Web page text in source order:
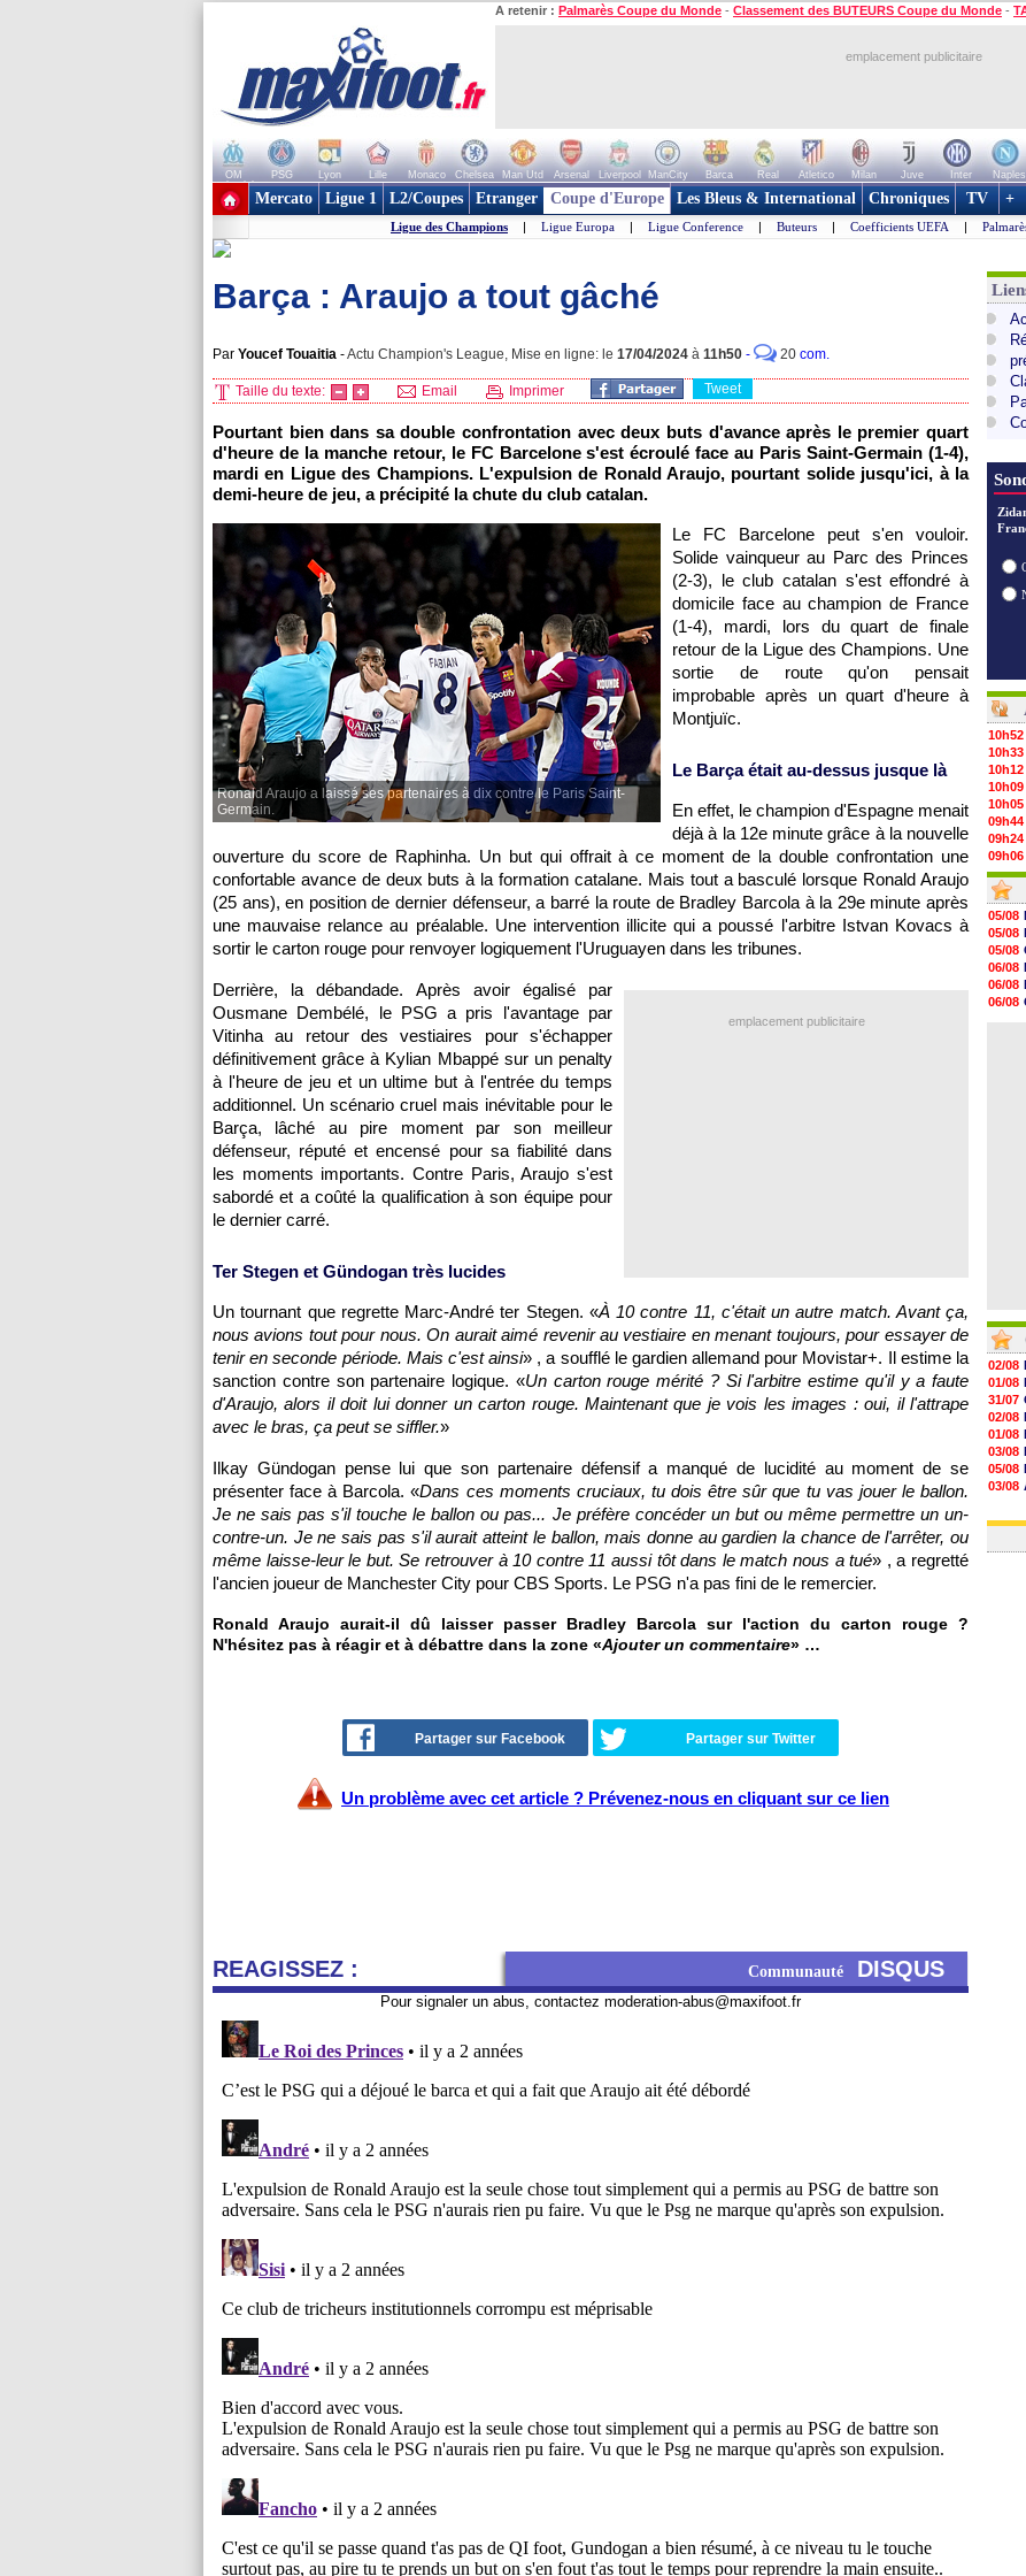
A retenir : Palmarès Coupe du Monde - Classement des BUTEURS Coupe du Monde -
emplacement publicitaire
OM PSG Lyon Lille Monaco Chelsea Man Utd Arsenal Liverpool ManCity Barca Real Atletico Milan Juve Inter Naples
+ de clubs
Mercato Ligue 1 L2/Coupes Etranger Coupe d'Europe Les Bleus & International Chroniques TV +
Ligue des Champions | Ligue Europa | Ligue Conference | Buteurs | Coefficients UEFA |
Barça : Araujo a tout gâché
Par Youcef Touaitia -Actu Champion's League, Mise en ligne: le 17/04/2024 à 11h50 - 20 com.
Taille du texte: Email Imprimer Tweet
Pourtant bien dans sa double confrontation avec deux buts d'avance après le premier quart
d'heure de la manche retour, le FC Barcelone s'est écroulé face au Paris Saint-Germain (1-4),
mardi en Ligue des Champions. L'expulsion de Ronald Araujo, pourtant solide jusqu'ici, à la
demi-heure de jeu, a précipité la chute du club catalan.
Ronald Araujo a laissé ses partenaires à dix contre le Paris Saint-
Germain.
Le FC Barcelone peut s'en vouloir.
Solide vainqueur au Parc des Princes
(2-3), le club catalan s'est effondré à
domicile face au champion de France
(1-4), mardi, lors du quart de finale
retour de la Ligue des Champions. Une
sortie de route qu'on pensait
improbable après un quart d'heure à
Montjuïc.
Le Barça était au-dessus jusque là
En effet, le champion d'Espagne menait
déjà à la 12e minute grâce à la nouvelle
ouverture du score de Raphinha. Un but qui offrait à ce moment de la double confrontation une
confortable avance de deux buts à la formation catalane. Mais tout a basculé lorsque Ronald Araujo
(25 ans), en position de dernier défenseur, a barré la route de Bradley Barcola à la 29e minute après
une mauvaise relance au préalable. Une intervention illicite qui a poussé l'arbitre Istvan Kovacs à
sortir le carton rouge pour renvoyer logiquement l'Uruguayen dans les tribunes.
emplacement publicitaire
Derrière, la débandade. Après avoir égalisé par
Ousmane Dembélé, le PSG a pris l'avantage par
Vitinha au retour des vestiaires pour s'échapper
définitivement grâce à Kylian Mbappé sur un penalty
à l'heure de jeu et un ultime but à l'entrée du temps
additionnel. Un scénario cruel mais inévitable pour le
Barça, lâché au pire moment par son meilleur
défenseur, réputé et encensé pour sa fiabilité dans
les moments importants. Contre Paris, Araujo s'est
sabordé et a coûté la qualification à son équipe pour
le dernier carré.
Ter Stegen et Gündogan très lucides
Un tournant que regrette Marc-André ter Stegen. «À 10 contre 11, c'était un autre match. Avant ça,
nous avions tout pour nous. On aurait aimé revenir au vestiaire en menant toujours, pour essayer de
tenir en seconde période. Mais c'est ainsi» , a soufflé le gardien allemand pour Movistar+. Il estime la
sanction contre son partenaire logique. «Un carton rouge mérité ? Si l'arbitre estime qu'il y a faute
d'Araujo, alors il doit lui donner un carton rouge. Maintenant que je vois les images : oui, il l'attrape
avec le bras, ça peut se siffler.»
Ilkay Gündogan pense lui que son partenaire défensif a manqué de lucidité au moment de se
présenter face à Barcola. «Dans ces moments cruciaux, tu dois être sûr que tu vas jouer le ballon.
Je ne sais pas s'il touche le ballon ou pas... Je préfère concéder un but ou même permettre un un-
contre-un. Je ne sais pas s'il aurait atteint le ballon, mais donne au gardien la chance de l'arrêter, ou
même laisse-leur le but. Se retrouver à 10 contre 11 aussi tôt dans le match nous a tué» , a regretté
l'ancien joueur de Manchester City pour CBS Sports. Le PSG n'a pas fini de le remercier.
Ronald Araujo aurait-il dû laisser passer Bradley Barcola sur l'action du carton rouge ?
N'hésitez pas à réagir et à débattre dans la zone «Ajouter un commentaire» …
Partager sur Facebook Partager sur Twitter
Un problème avec cet article ? Prévenez-nous en cliquant sur ce lien
REAGISSEZ : Communauté DISQUS
Pour signaler un abus, contactez moderation-abus@maxifoot.fr
10h52
10h33
10h12
10h09
10h05
09h44
09h24
09h06
08h44
08h22
06/08
06/08
06/08
06/08
06/08
06/08
06/08
05/08
05/08
05/08
06/08
06/08
06/08
02/08
01/08
31/07
02/08
01/08
03/08
05/08
03/08
03/08